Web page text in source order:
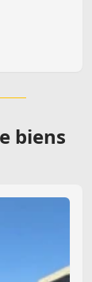
biens